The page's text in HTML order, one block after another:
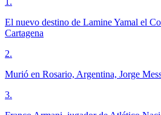
El nuevo destino de Lamine Yamal el
Cartagena
2.
Murió en Rosario, Argentina, Jorge
3.